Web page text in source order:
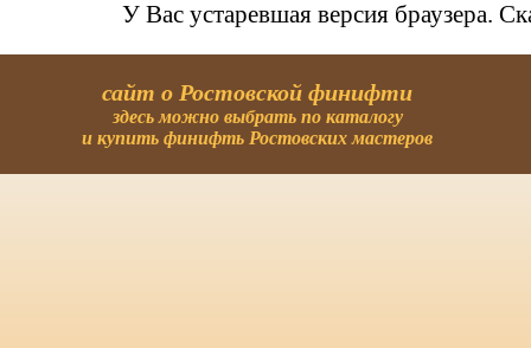
У Вас устаревшая версия браузера.
сайт о Ростовской финифти
здесь можно выбрать по каталогу
и купить финифть Ростовских мастеров